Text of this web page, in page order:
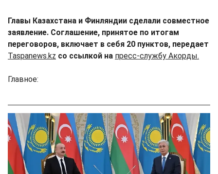
Главы Казахстана и Финляндии сделали совместное
заявление. Соглашение, принятое по итогам
переговоров, включает в себя 20 пунктов, передает
Taspanews.kz со ссылкой на пресс-службу Акорды.
Главное: